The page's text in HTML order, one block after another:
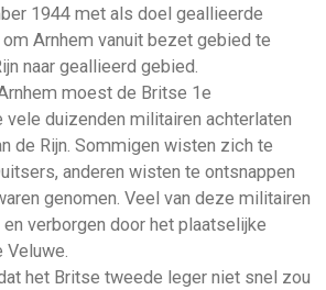
1944 met als doel geallieerde
Arnhem vanuit bezet gebied te
naar geallieerd gebied.
moest de Britse 1e
duizenden militairen achterlaten
de Rijn. Sommigen wisten zich te
anderen wisten te ontsnappen
genomen. Veel van deze militairen
verborgen door het plaatselijke
Veluwe.
het Britse tweede leger niet snel zou